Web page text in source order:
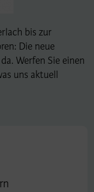
bis zur
Die neue
Werfen Sie einen
uns aktuell